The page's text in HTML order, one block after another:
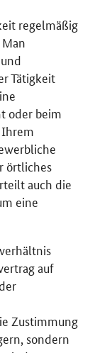
regelmäßig
Tätigkeit
oder beim
Ihrem
örtliches
auch die
eine
auf
Zustimmung
sondern